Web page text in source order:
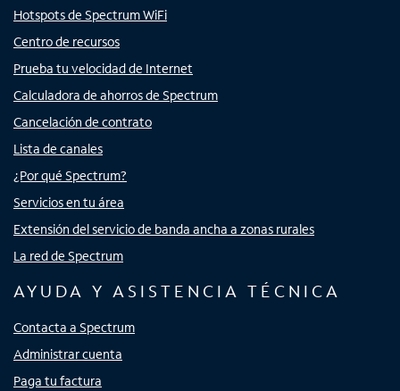
Hotspots de Spectrum WiFi
Centro de recursos
Prueba tu velocidad de Internet
Calculadora de ahorros de Spectrum
Cancelación de contrato
Lista de canales
¿Por qué Spectrum?
Servicios en tu área
Extensión del servicio de banda ancha a zonas rurales
La red de Spectrum
AYUDA Y ASISTENCIA TÉCNICA
Contacta a Spectrum
Administrar cuenta
Paga tu factura